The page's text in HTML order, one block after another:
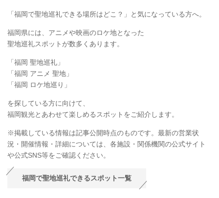
「福岡で聖地巡礼できる場所はどこ？」と気になっている方へ。
福岡県には、アニメや映画のロケ地となった
聖地巡礼スポットが数多くあります。
「福岡 聖地巡礼」
「福岡 アニメ 聖地」
「福岡 ロケ地巡り」
を探している方に向けて、
福岡観光とあわせて楽しめるスポットをご紹介します。
※掲載している情報は記事公開時点のものです。最新の営業状
況・開催情報・詳細については、各施設・関係機関の公式サイト
や公式SNS等をご確認ください。
福岡で聖地巡礼できるスポット一覧